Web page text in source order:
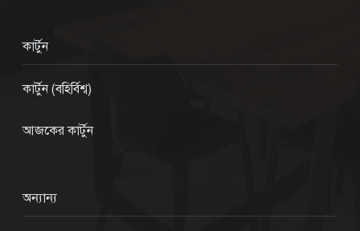
কার্টুন
কার্টুন (বহির্বিশ্ব)
আজকের কার্টুন
অন্যান্য